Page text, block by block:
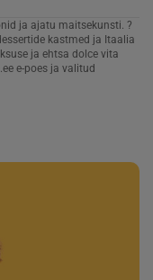
ja ajatu maitsekunsti. ?
kastmed ja Itaalia
ja ehtsa dolce vita
e-poes ja valitud